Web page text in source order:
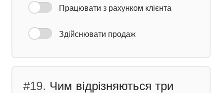
Працювати з рахунком клієнта
Здійснювати продаж
#19. Чим відрізняються три